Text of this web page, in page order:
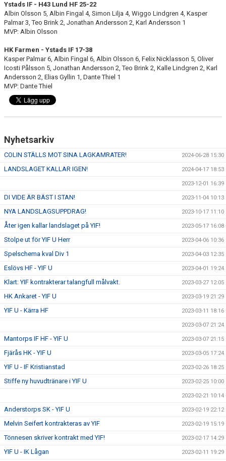
Ystads IF - H43 Lund HF 25-22
Albin Olsson 5, Albin Fingal 4, Simon Lilja 4, Wiggo Lindgren 4, Kasper
Palmar 3, Teo Brink 2, Jonathan Andersson 2, Karl Andersson 1
MVP: Albin Olsson
HK Farmen - Ystads IF 17-38
Kasper Palmar 6, Albin Fingal 6, Albin Olsson 6, Felix Nicklasson 5, Oliver
Icosti Pålsson 5, Jonathan Andersson 2, Teo Brink 2, Kalle Lindgren 2, Karl
Andersson 2, Elias Gyllin 1, Dante Thiel 1
MVP: Dante Thiel
Nyhetsarkiv
COLIN STÄLLS MOT SINA LAGKAMRATER! 2024-06-28 15:30
LANDSLAGET KALLAR IGEN! 2024-04-17 18:53
2023-12-01 16:39
DI VIDE ÄR BÄST I STAN! 2023-11-04 10:13
NYA LANDSLAGSUPPDRAG! 2023-10-17 11:10
Åter igen kallar landslaget på YIF! 2023-05-17 16:08
Stolpe ut för YIF U Herr 2023-04-06 10:36
Spelschema kval Div 1 2023-04-03 12:35
Eslövs HF - YIF U 2023-04-01 19:24
Klart: YIF kontrakterar talangfull målvakt. 2023-03-27 12:05
HK Ankaret - YIF U 2023-03-19 21:29
YIF U - Kärra HF 2023-03-11 18:16
2023-03-07 21:24
Mantorps IF HF - YIF U 2023-03-07 21:15
Fjärås HK - YIF U 2023-03-05 17:24
YIF U - IF Kristianstad 2023-02-26 18:25
Stiffe ny huvudtränare i YIF U 2023-02-25 10:00
2023-02-21 10:14
Anderstorps SK - YIF U 2023-02-19 22:12
Melvin Seifert kontrakteras av YIF 2023-02-19 15:19
Tönnesen skriver kontrakt med YIF! 2023-02-17 14:29
YIF U - IK Lågan 2023-02-11 19:29